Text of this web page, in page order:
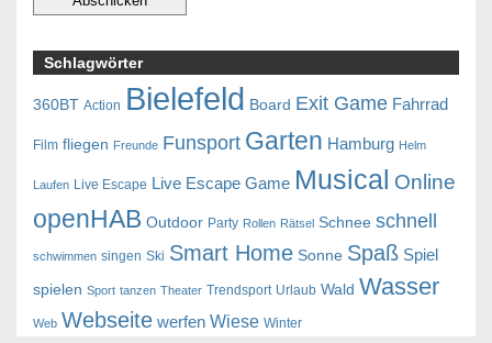
Schlagwörter
360BT Action Bielefeld Board Exit Game Fahrrad
Film fliegen Freunde Funsport Garten Hamburg Helm
Laufen Live Escape Live Escape Game Musical Online
openHAB Outdoor Party Rollen Rätsel Schnee schnell
schwimmen singen Ski Smart Home Sonne Spaß Spiel
spielen Sport tanzen Theater Trendsport Urlaub Wald Wasser
Web Webseite werfen Wiese Winter